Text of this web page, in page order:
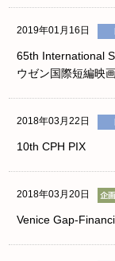
2019年01月16日
65th International
ウゼン国際短編映画
2018年03月22日
10th CPH PIX
2018年03月20日
Venice Gap-